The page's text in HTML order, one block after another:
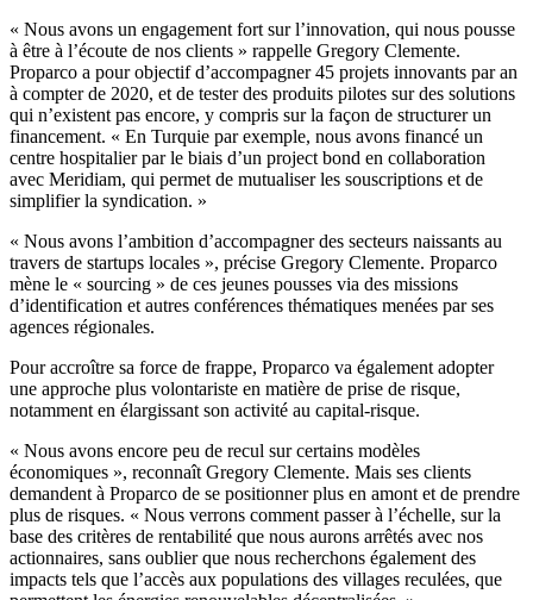
« Nous avons un engagement fort sur l’innovation, qui nous pousse
à être à l’écoute de nos clients » rappelle Gregory Clemente.
Proparco a pour objectif d’accompagner 45 projets innovants par an
à compter de 2020, et de tester des produits pilotes sur des solutions
qui n’existent pas encore, y compris sur la façon de structurer un
financement. « En Turquie par exemple, nous avons financé un
centre hospitalier par le biais d’un project bond en collaboration
avec Meridiam, qui permet de mutualiser les souscriptions et de
simplifier la syndication. »
« Nous avons l’ambition d’accompagner des secteurs naissants au
travers de startups locales », précise Gregory Clemente. Proparco
mène le « sourcing » de ces jeunes pousses via des missions
d’identification et autres conférences thématiques menées par ses
agences régionales.
Pour accroître sa force de frappe, Proparco va également adopter
une approche plus volontariste en matière de prise de risque,
notamment en élargissant son activité au capital-risque.
« Nous avons encore peu de recul sur certains modèles
économiques », reconnaît Gregory Clemente. Mais ses clients
demandent à Proparco de se positionner plus en amont et de prendre
plus de risques. « Nous verrons comment passer à l’échelle, sur la
base des critères de rentabilité que nous aurons arrêtés avec nos
actionnaires, sans oublier que nous recherchons également des
impacts tels que l’accès aux populations des villages reculées, que